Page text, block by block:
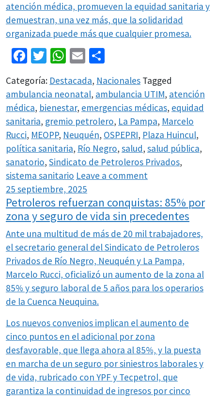
atención médica, promueven la equidad sanitaria y
demuestran, una vez más, que la solidaridad
organizada puede más que cualquier promesa.
Facebook
Twitter
WhatsApp
Email
Categoría: Destacada, Nacionales Tagged
ambulancia neonatal, ambulancia UTIM, atención
médica, bienestar, emergencias médicas, equidad
sanitaria, gremio petrolero, La Pampa, Marcelo
Rucci, MEOPP, Neuquén, OSPEPRI, Plaza Huincul,
política sanitaria, Río Negro, salud, salud pública,
sanatorio, Sindicato de Petroleros Privados,
sistema sanitario Leave a comment
25 septiembre, 2025
Petroleros refuerzan conquistas: 85% por
zona y seguro de vida sin precedentes
Ante una multitud de más de 20 mil trabajadores,
el secretario general del Sindicato de Petroleros
Privados de Río Negro, Neuquén y La Pampa,
Marcelo Rucci, oficializó un aumento de la zona al
85% y seguro laboral de 5 años para los operarios
de la Cuenca Neuquina.
Los nuevos convenios implican el aumento de
cinco puntos en el adicional por zona
desfavorable, que llega ahora al 85%, y la puesta
en marcha de un seguro por siniestros laborales y
de vida, rubricado con YPF y Tecpetrol, que
garantiza la continuidad de ingresos por cinco